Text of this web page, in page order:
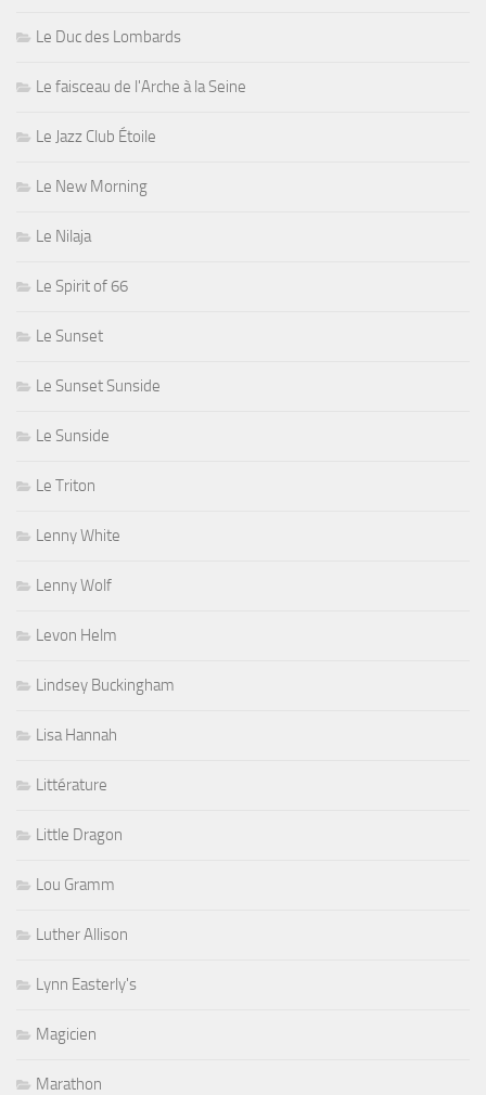
Le Duc des Lombards
Le faisceau de l'Arche à la Seine
Le Jazz Club Étoile
Le New Morning
Le Nilaja
Le Spirit of 66
Le Sunset
Le Sunset Sunside
Le Sunside
Le Triton
Lenny White
Lenny Wolf
Levon Helm
Lindsey Buckingham
Lisa Hannah
Littérature
Little Dragon
Lou Gramm
Luther Allison
Lynn Easterly's
Magicien
Marathon